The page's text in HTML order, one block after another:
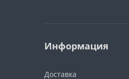
Информация
Доставка